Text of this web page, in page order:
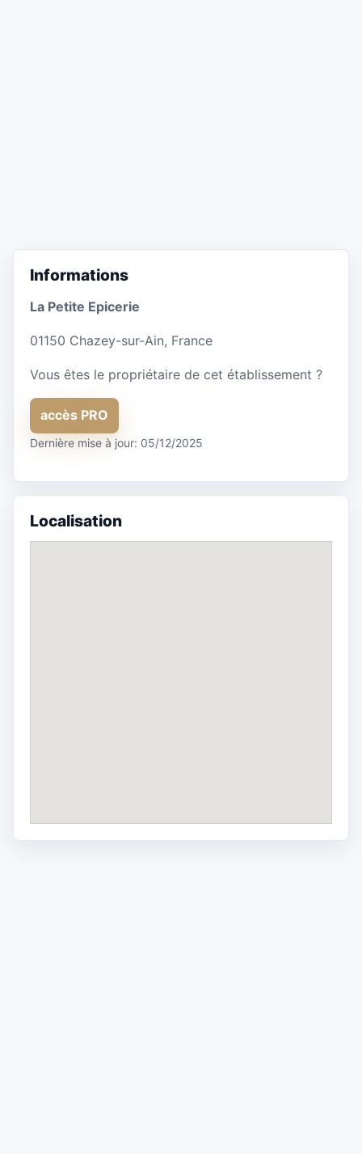
Informations
La Petite Epicerie
01150 Chazey-sur-Ain, France
Vous êtes le propriétaire de cet établissement ?
accès PRO
Dernière mise à jour: 05/12/2025
Localisation